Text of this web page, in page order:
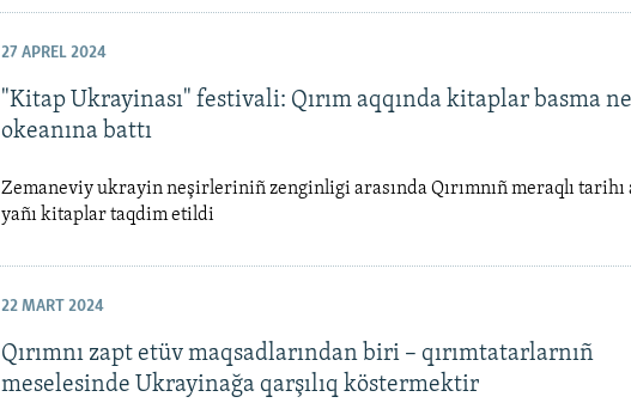
27 APREL 2024
"Kitap Ukrayinası" festivali: Qırım aqqında kitaplar basma
okeanına battı
Zemaneviy ukrayin neşirleriniñ zenginligi arasında Qırımnıñ meraqlı tarihı
yañı kitaplar taqdim etildi
22 MART 2024
Qırımnı zapt etüv maqsadlarından biri – qırımtatarlarnıñ
meselesinde Ukrayinağa qarşılıq köstermektir